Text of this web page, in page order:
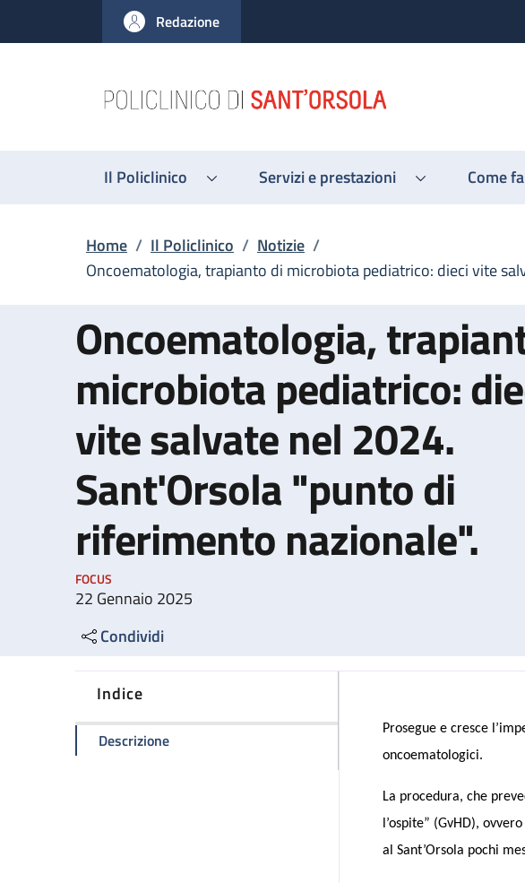
al contenuto principale
to footer content
Redazione
Il Policlinico Servizi e prestazioni Come
Briciole di pane
Home / Il Policlinico / Notizie /
Oncoematologia, trapianto di microbiota pediatrico: dieci vite
Oncoematologia,
microbiota pediatrico:
vite salvate nel 2024.
Sant'Orsola "punto di
riferimento nazionale".
FOCUS
22 Gennaio 2025
Condividi
Indice
Descrizionedella pagina Oncoematologia, trapianto di microbiota
Prosegue e cresce
oncoematologici.
La procedura, che
l’ospite” (GvHD),
al Sant’Orsola pochi